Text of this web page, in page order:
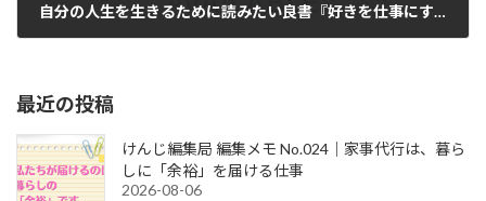
自分の人生を生きるために読みたい良書『好きを仕事にする独立起業の教科書：著かさこ 無料配布』
最近の投稿
けんじ編集局 編集メモ No.024｜家事代行は、暮ら
しに「余裕」を届ける仕事
2026-08-06